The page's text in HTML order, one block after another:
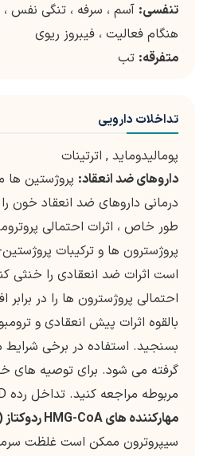
تنفسی: آسم ، سرفه ، تنگی نفس
هنگام فعالیت ، فیبروز ریوی
متفرقه: تب
تداخلات دارویی
پومالیدوماید , اترتینات
داروهای ضد انعقاد: پروژستین ها
درمانی داروهای ضد انعقاد خون
طور خاص ، اثرات احتمالی
پروژسترون ها و ترکیبات
است اثرات ضد انعقادی را خنثی
احتمالی پروژسترون ها را در برابر
بالقوه اثرات پیش انعقادی و
بسنجید. استفاده در برخی
گرفته می شود. برای توصیه های
مربوطه مراجعه کنید. تداخل رده D: اصلاح درمان
مهارکننده های HMG-CoA ردوکتاز (استاتین ها):
سیپروترون ممکن است غلظت